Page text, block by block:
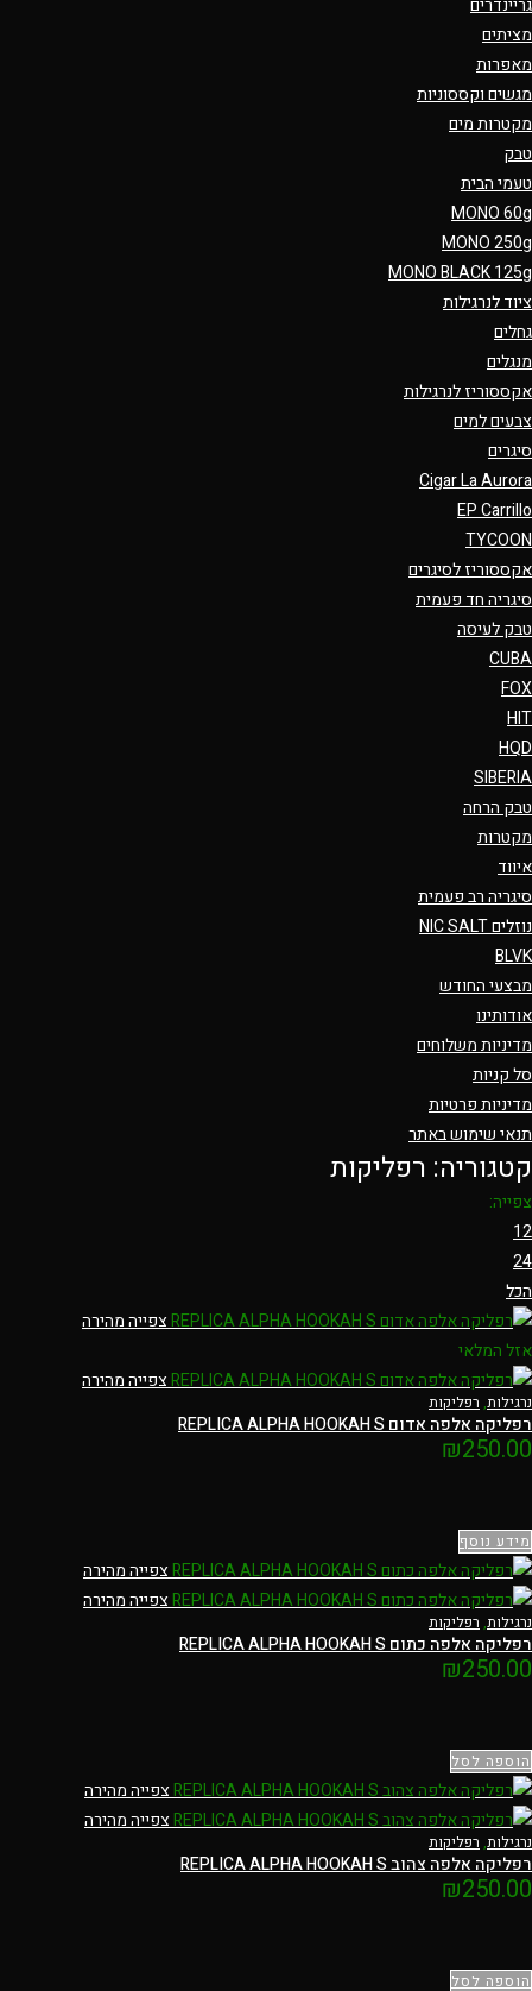
גריינדרים
מציתים
מאפרות
מגשים וקססוניות
מקטרות מים
טבק
טעמי הבית
MONO 60g
MONO 250g
MONO BLACK 125g
ציוד לנרגילות
גחלים
מנגלים
אקססוריז לנרגילות
צבעים למים
סיגרים
Cigar La Aurora
EP Carrillo
TYCOON
אקססוריז לסיגרים
סיגריה חד פעמית
טבק לעיסה
CUBA
FOX
HIT
HQD
SIBERIA
טבק הרחה
מקטרות
איווד
סיגריה רב פעמית
נוזלים NIC SALT
BLVK
מבצעי החודש
אודותינו
מדיניות משלוחים
סל קניות
מדיניות פרטיות
תנאי שימוש באתר
קטגוריה: רפליקות
צפייה:
12
24
הכל
צפייה מהירה
אזל המלאי
צפייה מהירה
נרגילות, רפליקות
רפליקה אלפה אדום REPLICA ALPHA HOOKAH S
₪250.00
מידע נוסף
צפייה מהירה
צפייה מהירה
נרגילות, רפליקות
רפליקה אלפה כתום REPLICA ALPHA HOOKAH S
₪250.00
הוספה לסל
צפייה מהירה
צפייה מהירה
נרגילות, רפליקות
רפליקה אלפה צהוב REPLICA ALPHA HOOKAH S
₪250.00
הוספה לסל